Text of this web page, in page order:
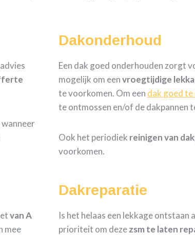
van A
mee
Dakonderhoud
Een dak goed onderhouden zorgt
mogelijk om eenvroegtijdige
te voorkomen. Om een dak goed
te ontmossen en/of de dakpannen
Ook het periodiek reinigen van
voorkomen.
Dakreparatie
Is het helaas een lekkage ontstaan
prioriteit om dezezsm te laten